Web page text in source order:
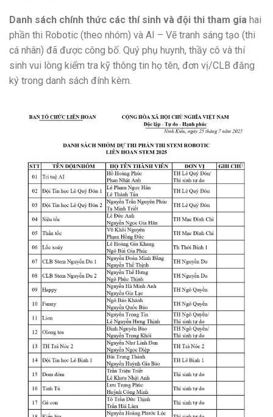
Danh sách chính thức các thí sinh và đội thi tham gia hai
phần thi Robotic (theo nhóm) và AI – Vẽ tranh sáng tạo (thi
cá nhân) đã được công bố. Quý phụ huynh, thầy cô và thí
sinh vui lòng kiểm tra kỹ thông tin họ tên, đơn vị/CLB đăng
ký trong danh sách đính kèm.